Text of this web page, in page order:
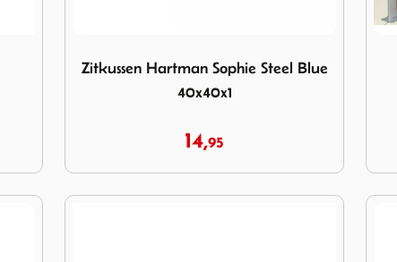
Zitkussen Hartman Sophie Steel Blue
40x40x1
14,95